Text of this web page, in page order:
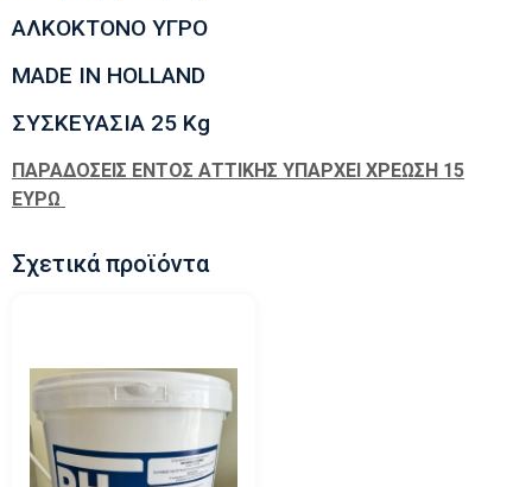
ΑΛΚΟΚΤΟΝΟ ΥΓΡΟ
MADE IN HOLLAND
ΣΥΣΚΕΥΑΣΙΑ 25 Kg
ΠΑΡΑΔΟΣΕΙΣ ΕΝΤΟΣ ΑΤΤΙΚΗΣ ΥΠΑΡΧΕΙ ΧΡΕΩΣΗ 15
ΕΥΡΩ
Σχετικά προϊόντα